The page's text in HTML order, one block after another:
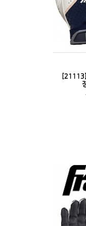
[21113]